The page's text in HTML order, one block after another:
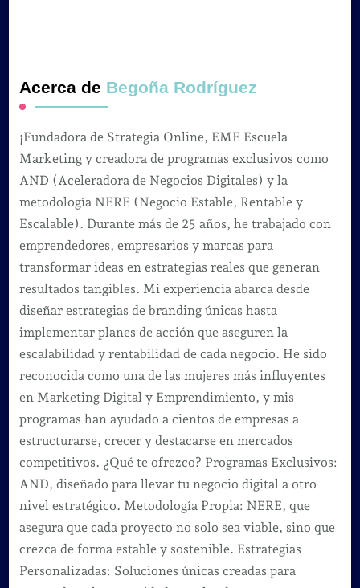
Acerca de Begoña Rodríguez
¡Fundadora de Strategia Online, EME Escuela
Marketing y creadora de programas exclusivos como
AND (Aceleradora de Negocios Digitales) y la
metodología NERE (Negocio Estable, Rentable y
Escalable). Durante más de 25 años, he trabajado con
emprendedores, empresarios y marcas para
transformar ideas en estrategias reales que generan
resultados tangibles. Mi experiencia abarca desde
diseñar estrategias de branding únicas hasta
implementar planes de acción que aseguren la
escalabilidad y rentabilidad de cada negocio. He sido
reconocida como una de las mujeres más influyentes
en Marketing Digital y Emprendimiento, y mis
programas han ayudado a cientos de empresas a
estructurarse, crecer y destacarse en mercados
competitivos. ¿Qué te ofrezco? Programas Exclusivos:
AND, diseñado para llevar tu negocio digital a otro
nivel estratégico. Metodología Propia: NERE, que
asegura que cada proyecto no solo sea viable, sino que
crezca de forma estable y sostenible. Estrategias
Personalizadas: Soluciones únicas creadas para